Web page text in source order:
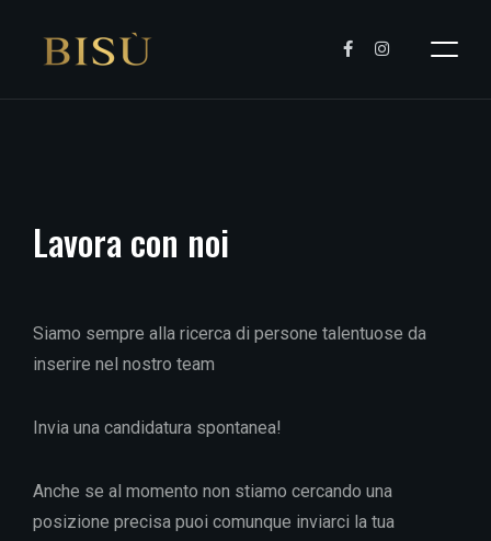
Lavora con noi
Siamo sempre alla ricerca di persone talentuose da
inserire nel nostro team
Invia una candidatura spontanea!
Anche se al momento non stiamo cercando una
posizione precisa puoi comunque inviarci la tua